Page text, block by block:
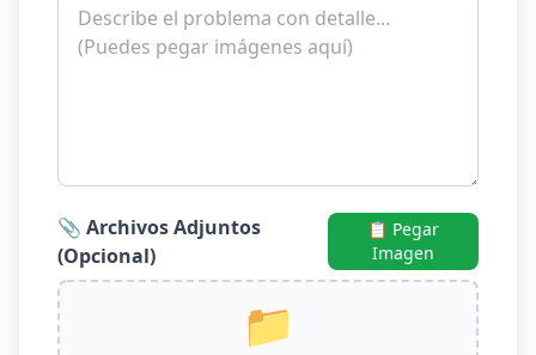
📎 Archivos Adjuntos
(Opcional)
📋 Pegar
Imagen
📁